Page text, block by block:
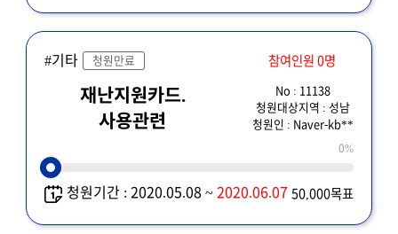
#기타 청원만료 참여인원 0명
재난지원카드.
사용관련
No : 11138
청원대상지역 : 성남
청원인 : Naver-kb**
0%
청원기간 : 2020.05.08 ~2020.06.07 50,000목표